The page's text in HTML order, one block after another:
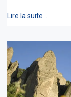
Lire la suite …